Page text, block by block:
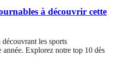
à découvrir cette
les sports
Explorez notre top 10 dès